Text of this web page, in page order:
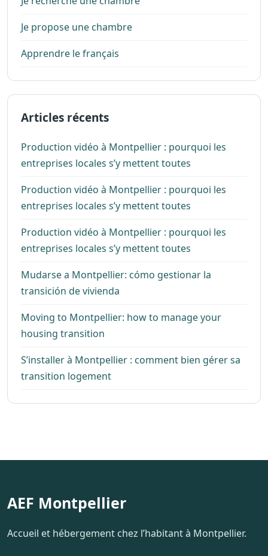
Je propose une chambre
Apprendre le français
Articles récents
Production vidéo à Montpellier : pourquoi les
entreprises locales s’y mettent toutes
Production vidéo à Montpellier : pourquoi les
entreprises locales s’y mettent toutes
Production vidéo à Montpellier : pourquoi les
entreprises locales s’y mettent toutes
Mudarse a Montpellier: cómo gestionar la
transición de vivienda
Moving to Montpellier: how to manage your
housing transition
S’installer à Montpellier : comment bien gérer sa
transition logement
AEF Montpellier
Accueil et hébergement chez l’habitant à Montpellier.